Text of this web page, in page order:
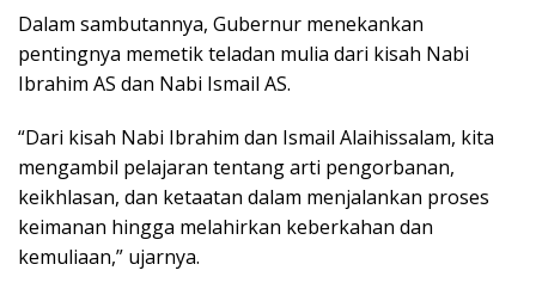
​Dalam sambutannya, Gubernur menekankan
pentingnya memetik teladan mulia dari kisah Nabi
Ibrahim AS dan Nabi Ismail AS.
“Dari kisah Nabi Ibrahim dan Ismail Alaihissalam, kita
mengambil pelajaran tentang arti pengorbanan,
keikhlasan, dan ketaatan dalam menjalankan proses
keimanan hingga melahirkan keberkahan dan
kemuliaan,” ujarnya.